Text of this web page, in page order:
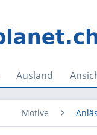
Ausland
Motive